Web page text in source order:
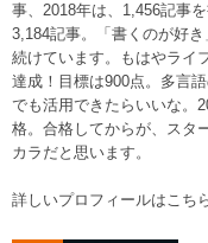
事、2018年は、1,456記事
3,184記事。「書くのが好
続けています。もはやライ
達成！目標は900点。多言
でも活用できたらいいな。
格。合格してからが、スタ
カラだと思います。
詳しいプロフィールはこち